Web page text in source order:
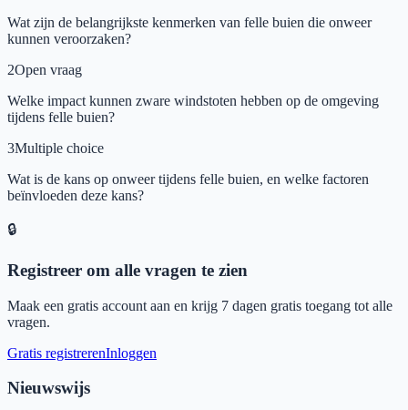
Wat zijn de belangrijkste kenmerken van felle buien die onweer
kunnen veroorzaken?
2Open vraag
Welke impact kunnen zware windstoten hebben op de omgeving
tijdens felle buien?
3Multiple choice
Wat is de kans op onweer tijdens felle buien, en welke factoren
beïnvloeden deze kans?
🔒
Registreer om alle vragen te zien
Maak een gratis account aan en krijg 7 dagen gratis toegang tot alle
vragen.
Gratis registrerenInloggen
Nieuwswijs